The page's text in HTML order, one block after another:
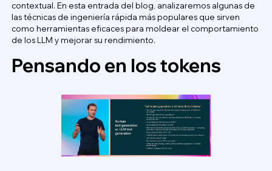
contextual. En esta entrada del blog, analizaremos algunas de
las técnicas de ingeniería rápida más populares que sirven
como herramientas eficaces para moldear el comportamiento
de los LLM y mejorar su rendimiento.
Pensando en los tokens